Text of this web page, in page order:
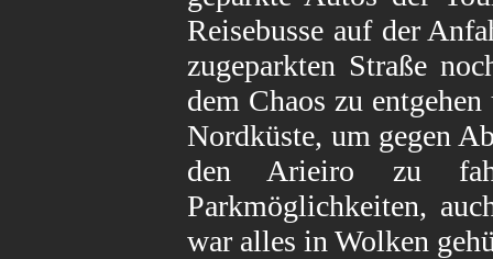
Reisebusse auf der
zugeparkten Straße
dem Chaos zu
Nordküste, um gegen
den Arieiro zu
Parkmöglichkeiten,
war alles in Wolken